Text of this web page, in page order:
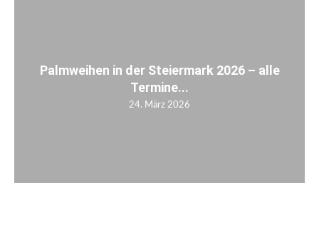
Palmweihen in der Steiermark 2026 – alle
Termine...
24. März 2026